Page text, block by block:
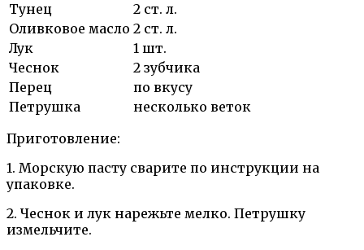
Тунец
2 ст. л.
Оливковое масло 2 ст. л.
Лук
1 шт.
Чеснок
2 зубчика
Перец
по вкусу
Петрушка
несколько веток
Приготовление:
1. Морскую пасту сварите по инструкции на
упаковке.
2. Чеснок и лук нарежьте мелко. Петрушку
измельчите.